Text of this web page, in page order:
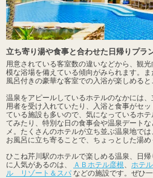
立ち寄り湯や食事と合わせた日帰りプラ
用意されている客室数の違いなどから、観
模な浴場を備えている傾向がみられます。
風呂付きの豪華な客室での入浴が楽しめると
温泉をアピールしているホテルのなかには
用者を受け入れていたり、入浴と食事がセ
ている施設も多いので、気になっているホ
てみたり、特別な日の食事会や温泉デート
メ。たくさんのホテルが立ち並ぶ温泉地で
お風呂に立ち寄ることで、ちょっとした湯め
ひこね芹川駅のホテルで楽しめる温泉、日
に人気があるのは、
ＡＢホテル彦根 ホテ
ル リゾート＆スパ などの施設です。ぜひ